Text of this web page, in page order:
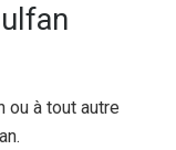
ou à tout autre